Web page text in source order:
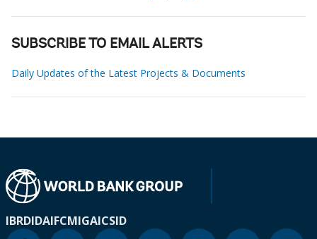
SUBSCRIBE TO EMAIL ALERTS
Daily Updates of the Latest Projects & Documents
IBRDIDAIFCMIGAICSID